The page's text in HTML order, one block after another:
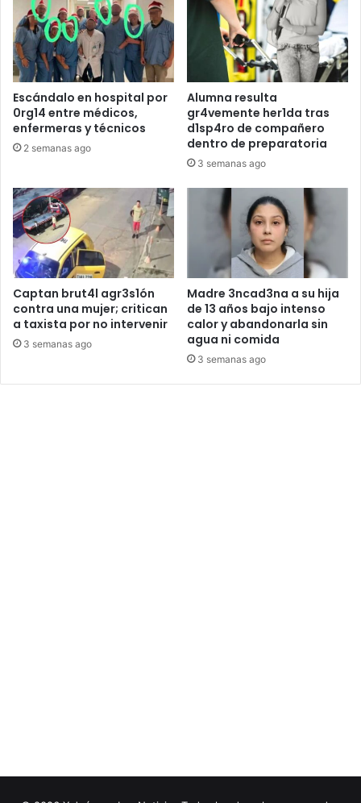
Escándalo en hospital por
0rg14 entre médicos,
enfermeras y técnicos
2 semanas ago
Alumna resulta
gr4vemente her1da tras
d1sp4ro de compañero
dentro de preparatoria
3 semanas ago
Captan brut4l agr3s1ón
contra una mujer; critican
a taxista por no intervenir
3 semanas ago
Madre 3ncad3na a su hija
de 13 años bajo intenso
calor y abandonarla sin
agua ni comida
3 semanas ago